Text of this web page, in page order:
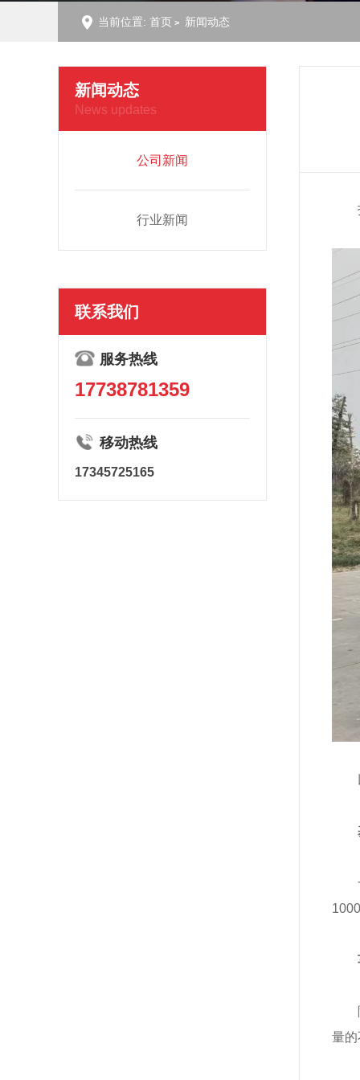
当前位置: 首页 新闻动态
新闻动态
News updates
公司新闻
行业新闻
联系我们
服务热线
17738781359
移动热线
17345725165
量